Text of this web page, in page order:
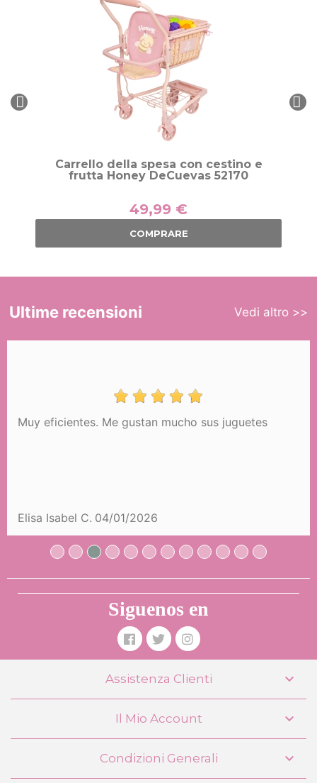
Carrello della spesa con cestino e
frutta Honey DeCuevas 52170
49,99 €
COMPRARE
COMPRARE
Ultime recensioni Vedi altro >>
Muy eficientes. Me gustan mucho sus juguetes
Elisa Isabel C. 04/01/2026
Siguenos en
Assistenza Clienti 
Il Mio Account 
Condizioni Generali 